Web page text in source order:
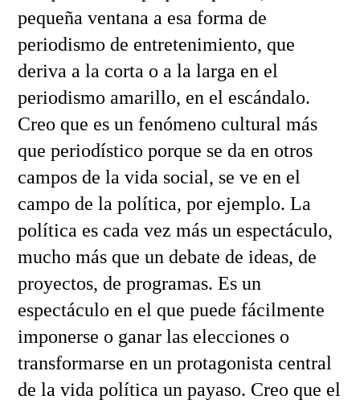
pequeña ventana a esa forma de
periodismo de entretenimiento, que
deriva a la corta o a la larga en el
periodismo amarillo, en el escándalo.
Creo que es un fenómeno cultural más
que periodístico porque se da en otros
campos de la vida social, se ve en el
campo de la política, por ejemplo. La
política es cada vez más un espectáculo,
mucho más que un debate de ideas, de
proyectos, de programas. Es un
espectáculo en el que puede fácilmente
imponerse o ganar las elecciones o
transformarse en un protagonista central
de la vida política un payaso. Creo que el